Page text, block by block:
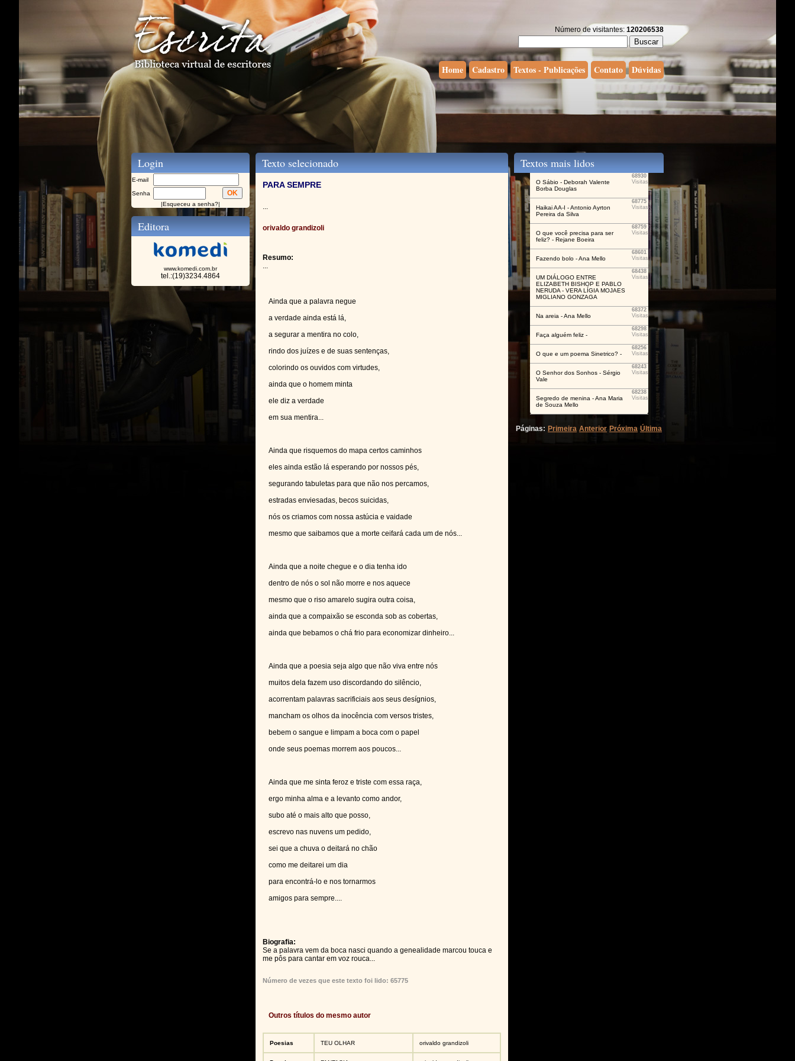
Número de visitantes: 120206538
Home Cadastro Textos - Publicações Contato Dúvidas
Login
E-mail
Senha
|Esqueceu a senha?|
Editora
www.komedi.com.br
tel.:(19)3234.4864
Texto selecionado
PARA SEMPRE
...
orivaldo grandizoli
Resumo:
...
Ainda que a palavra negue
a verdade ainda está lá,
a segurar a mentira no colo,
rindo dos juízes e de suas sentenças,
colorindo os ouvidos com virtudes,
ainda que o homem minta
ele diz a verdade
em sua mentira...
Ainda que risquemos do mapa certos caminhos
eles ainda estão lá esperando por nossos pés,
segurando tabuletas para que não nos percamos,
estradas enviesadas, becos suicidas,
nós os criamos com nossa astúcia e vaidade
mesmo que saibamos que a morte ceifará cada um de nós...
Ainda que a noite chegue e o dia tenha ido
dentro de nós o sol não morre e nos aquece
mesmo que o riso amarelo sugira outra coisa,
ainda que a compaixão se esconda sob as cobertas,
ainda que bebamos o chá frio para economizar dinheiro...
Ainda que a poesia seja algo que não viva entre nós
muitos dela fazem uso discordando do silêncio,
acorrentam palavras sacrificiais aos seus desígnios,
mancham os olhos da inocência com versos tristes,
bebem o sangue e limpam a boca com o papel
onde seus poemas morrem aos poucos...
Ainda que me sinta feroz e triste com essa raça,
ergo minha alma e a levanto como andor,
subo até o mais alto que posso,
escrevo nas nuvens um pedido,
sei que a chuva o deitará no chão
como me deitarei um dia
para encontrá-lo e nos tornarmos
amigos para sempre....
Biografia:
Se a palavra vem da boca nasci quando a genealidade marcou touca e
me pôs para cantar em voz rouca...
Número de vezes que este texto foi lido: 65775
Outros títulos do mesmo autor
Poesias TEU OLHAR orivaldo grandizoli
Textos mais lidos
O Sábio - Deborah Valente
Borba Douglas
68930
Visitas
Haikai AA-I - Antonio Ayrton
Pereira da Silva
68775
Visitas
O que você precisa para ser
feliz? - Rejane Boeira
68759
Visitas
Fazendo bolo - Ana Mello
68601
Visitas
UM DIÁLOGO ENTRE
ELIZABETH BISHOP E PABLO
NERUDA - VERA LÍGIA MOJAES
MIGLIANO GONZAGA
68438
Visitas
Na areia - Ana Mello
68372
Visitas
Faça alguém feliz -
68298
Visitas
O que e um poema Sinetrico? -
68256
Visitas
O Senhor dos Sonhos - Sérgio
Vale
68243
Visitas
Segredo de menina - Ana Maria
de Souza Mello
68238
Visitas
Páginas: Primeira Anterior Próxima Última